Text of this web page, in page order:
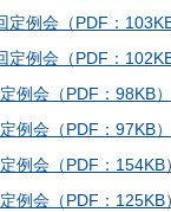
定例会（PDF：103KB
定例会（PDF：102KB
例会（PDF：98KB）
例会（PDF：97KB）
例会（PDF：154KB）
例会（PDF：125KB）